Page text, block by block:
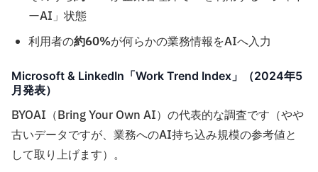
ーAI」状態
利用者の約60%が何らかの業務情報をAIへ入力
Microsoft & LinkedIn「Work Trend Index」（2024年5
月発表）
BYOAI（Bring Your Own AI）の代表的な調査です（やや
古いデータですが、業務へのAI持ち込み規模の参考値と
して取り上げます）。